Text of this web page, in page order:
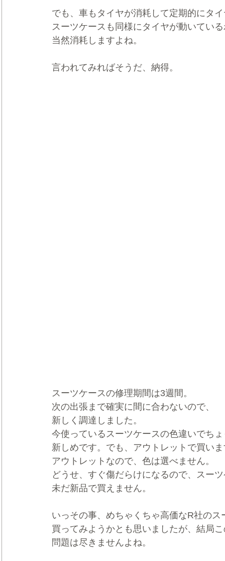
でも、車もタイヤが消耗して定期的にタ
スーツケースも同様にタイヤが動いてい
当然消耗しますよね。
言われてみればそうだ、納得。
スーツケースの修理期間は3週間。
次の出張まで確実に間に合わないので、
新しく調達しました。
今使っているスーツケースの色違いでち
新しめです。でも、アウトレットで買い
アウトレットなので、色は選べません。
どうせ、すぐ傷だらけになるので、スー
未だ新品で買えません。
いっその事、めちゃくちゃ高価なR社のス
買ってみようかとも思いましたが、結局
問題は尽きませんよね。